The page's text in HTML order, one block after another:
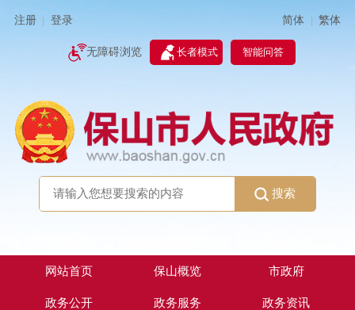
注册 登录 简体 | 繁体
无障碍浏览 长者模式 智能问答
搜索
网站首页 保山概览 市政府
政务公开 政务服务 政务资讯